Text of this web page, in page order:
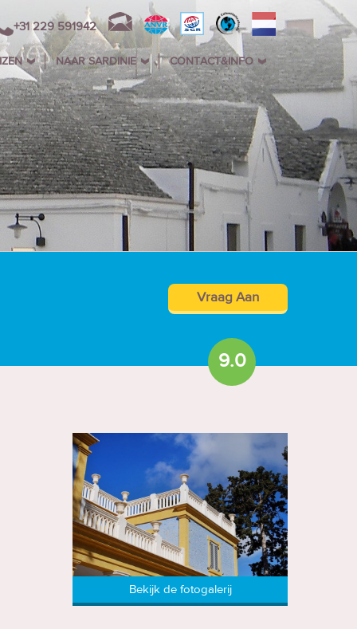
+31 229 591942
NAAR SARDINIE CONTACT&INFO
Vraag Aan
9.0
Bekijk de fotogalerij